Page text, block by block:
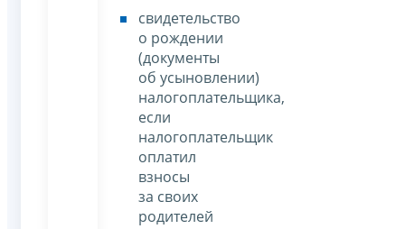
свидетельство
о рождении
(документы
об усыновлении)
налогоплательщика,
если
налогоплательщик
оплатил
взносы
за своих
родителей